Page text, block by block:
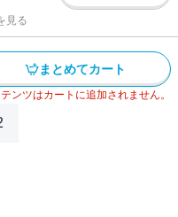
見る
まとめてカート
ンツはカートに追加されません。